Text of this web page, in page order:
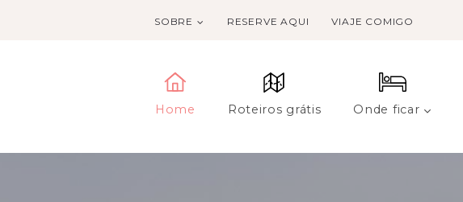
SOBRE RESERVE AQUI VIAJE COMIGO
Home Roteiros grátis Onde ficar